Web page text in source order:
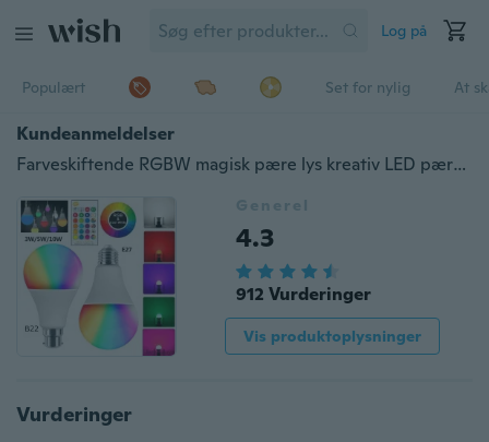
Log på
Populært Set for nylig At
Kundeanmeldelser
Farveskiftende RGBW magisk pære lys kreativ LED pære dæmpning 3/5 / 10W intelligent kontrol multi-farve skift pære boligindretning
Generel
4.3
912 Vurderinger
Vis produktoplysninger
Vurderinger